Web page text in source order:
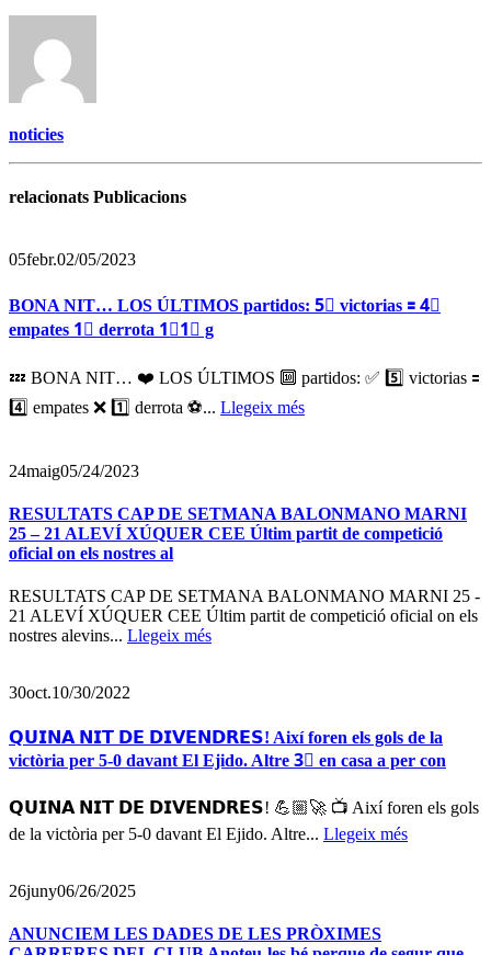
noticies
relacionats Publicacions
05febr.02/05/2023
BONA NIT… LOS ÚLTIMOS partidos: 5⃣ victorias 🟰 4⃣
empates 1⃣ derrota 1⃣1⃣ g
💤 BONA NIT… ❤️ LOS ÚLTIMOS 🔟 partidos: ✅ 5️⃣ victorias 🟰
4️⃣ empates ❌ 1️⃣ derrota ⚽️... Llegeix més
24maig05/24/2023
RESULTATS CAP DE SETMANA BALONMANO MARNI
25 – 21 ALEVÍ XÚQUER CEE Últim partit de competició
oficial on els nostres al
RESULTATS CAP DE SETMANA BALONMANO MARNI 25 -
21 ALEVÍ XÚQUER CEE Últim partit de competició oficial on els
nostres alevins... Llegeix més
30oct.10/30/2022
𝗤𝗨𝗜𝗡𝗔 𝗡𝗜𝗧 𝗗𝗘 𝗗𝗜𝗩𝗘𝗡𝗗𝗥𝗘𝗦! Així foren els gols de la
victòria per 5-0 davant El Ejido. Altre 3⃣ en casa a per con
𝗤𝗨𝗜𝗡𝗔 𝗡𝗜𝗧 𝗗𝗘 𝗗𝗜𝗩𝗘𝗡𝗗𝗥𝗘𝗦! 💪🏼🚀 📺 Així foren els gols
de la victòria per 5-0 davant El Ejido. Altre... Llegeix més
26juny06/26/2025
ANUNCIEM LES DADES DE LES PRÒXIMES